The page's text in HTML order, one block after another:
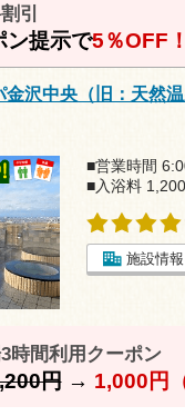
引
ン提示で5％OFF！
金沢中央（旧：天然
■営業時間
■入浴料
施設情
時間利用クーポン
円→ 1,000円